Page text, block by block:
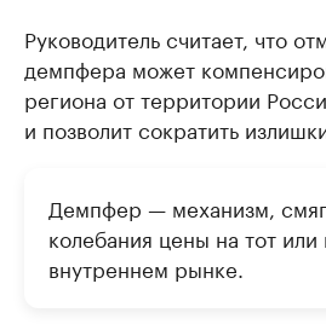
Руководитель считает, что
демпфера может
региона от территории
и позволит сократить
Демпфер — механизм,
колебания цены на тот
внутреннем рынке.